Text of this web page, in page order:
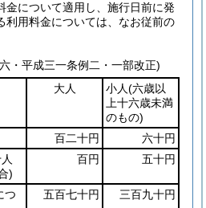
金について適用し、施行日前に発
利用料金については、なお従前の
・平成三一条例二・一部改正)
大人 小人(六歳以
上十六歳未満
のもの)
百二十円
六十円
)
百円 五十円
つ
五百七十円 三百九十円